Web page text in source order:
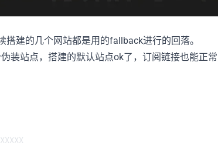
的几个网站都是用的fallback进行的回落。
站点，搭建的默认站点ok了，订阅链接也能正